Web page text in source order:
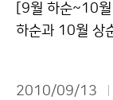
인 카로티노이
란색 단풍으로,
성되면 붉은 단
[9월 하순~10
하순과 10월 상
2010/09/13